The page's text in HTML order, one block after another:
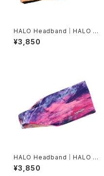
HALO Headband｜HALO バ
ンディット JP（Air modern oi
l）
¥3,850
HALO Headband｜HALO バ
ンディット JP（dusk）
¥3,850